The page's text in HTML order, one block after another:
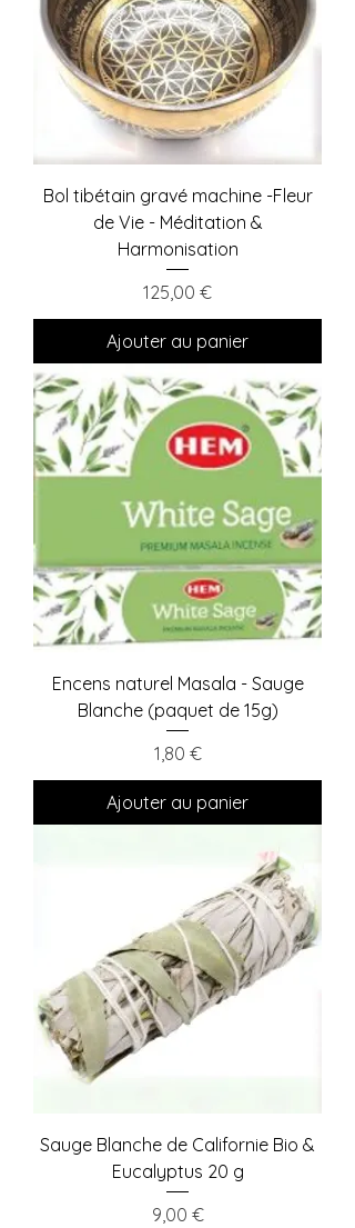
Bol tibétain gravé machine -Fleur
de Vie - Méditation &
Harmonisation
Prix
125,00 €
Ajouter au panier
Encens naturel Masala - Sauge
Blanche (paquet de 15g)
Prix
1,80 €
Ajouter au panier
Sauge Blanche de Californie Bio &
Eucalyptus 20 g
Prix
9,00 €